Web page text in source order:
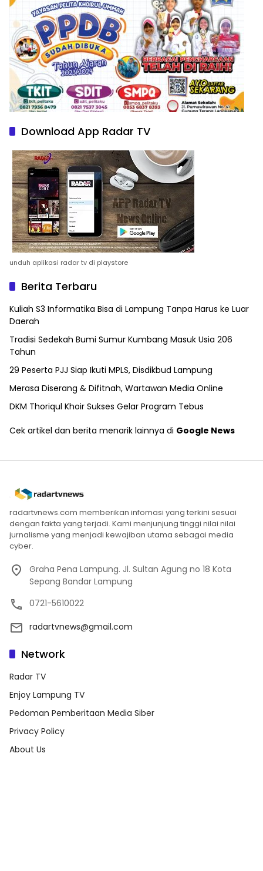
Download App Radar TV
unduh aplikasi radar tv di playstore
Berita Terbaru
Kuliah S3 Informatika Bisa di Lampung Tanpa Harus ke Luar
Daerah
Tradisi Sedekah Bumi Sumur Kumbang Masuk Usia 206
Tahun
29 Peserta PJJ Siap Ikuti MPLS, Disdikbud Lampung
Merasa Diserang & Difitnah, Wartawan Media Online
DKM Thoriqul Khoir Sukses Gelar Program Tebus
Cek artikel dan berita menarik lainnya di Google News
radartvnews.com memberikan infomasi yang terkini sesuai
dengan fakta yang terjadi. Kami menjunjung tinggi nilai nilai
jurnalisme yang menjadi kewajiban utama sebagai media
cyber.
Graha Pena Lampung. Jl. Sultan Agung no 18 Kota
Sepang Bandar Lampung
0721-5610022
radartvnews@gmail.com
Network
Radar TV
Enjoy Lampung TV
Pedoman Pemberitaan Media Siber
Privacy Policy
About Us